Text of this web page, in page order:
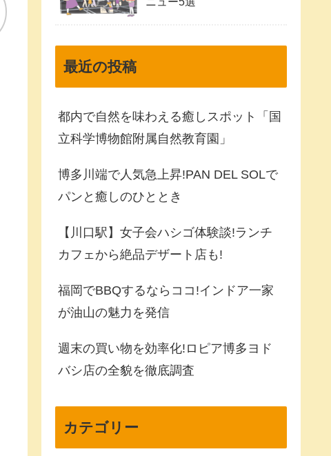
最近の投稿
都内で自然を味わえる癒しスポット「国
立科学博物館附属自然教育園」
博多川端で人気急上昇!PAN DEL SOLで
パンと癒しのひととき
【川口駅】女子会ハシゴ体験談!ランチ
カフェから絶品デザート店も!
福岡でBBQするならココ!インドア一家
が油山の魅力を発信
週末の買い物を効率化!ロピア博多ヨド
バシ店の全貌を徹底調査
カテゴリー